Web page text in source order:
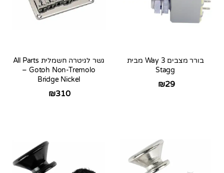
בורר מצבים 3 Way מבית
Stagg
₪29
גשר לגיטרה חשמלית All Parts
– Gotoh Non-Tremolo
Bridge Nickel
₪310